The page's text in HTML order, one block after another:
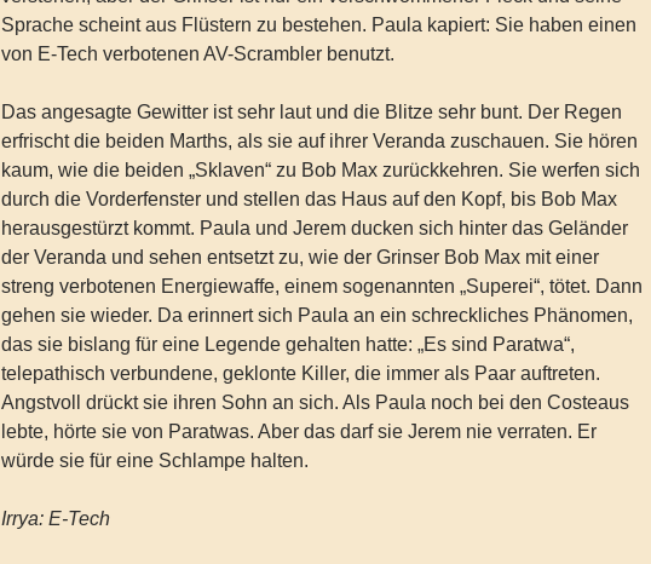
Sprache scheint aus Flüstern zu bestehen. Paula kapiert: Sie haben einen
von E-Tech verbotenen AV-Scrambler benutzt.
Das angesagte Gewitter ist sehr laut und die Blitze sehr bunt. Der Regen
erfrischt die beiden Marths, als sie auf ihrer Veranda zuschauen. Sie hören
kaum, wie die beiden „Sklaven“ zu Bob Max zurückkehren. Sie werfen sich
durch die Vorderfenster und stellen das Haus auf den Kopf, bis Bob Max
herausgestürzt kommt. Paula und Jerem ducken sich hinter das Geländer
der Veranda und sehen entsetzt zu, wie der Grinser Bob Max mit einer
streng verbotenen Energiewaffe, einem sogenannten „Superei“, tötet. Dann
gehen sie wieder. Da erinnert sich Paula an ein schreckliches Phänomen,
das sie bislang für eine Legende gehalten hatte: „Es sind Paratwa“,
telepathisch verbundene, geklonte Killer, die immer als Paar auftreten.
Angstvoll drückt sie ihren Sohn an sich. Als Paula noch bei den Costeaus
lebte, hörte sie von Paratwas. Aber das darf sie Jerem nie verraten. Er
würde sie für eine Schlampe halten.
Irrya: E-Tech